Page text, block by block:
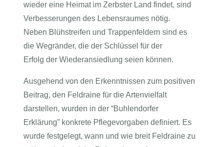
wieder eine Heimat im Zerbster Land findet, sind
Verbesserungen des Lebensraumes nötig.
Neben Blühstreifen und Trappenfeldern sind es
die Wegränder, die der Schlüssel für der
Erfolg der Wiederansiedlung seien können.
Ausgehend von den Erkenntnissen zum positiven
Beitrag, den Feldraine für die Artenvielfalt
darstellen, wurden in der “Buhlendorfer
Erklärung” konkrete Pflegevorgaben definiert. Es
wurde festgelegt, wann und wie breit Feldraine zu